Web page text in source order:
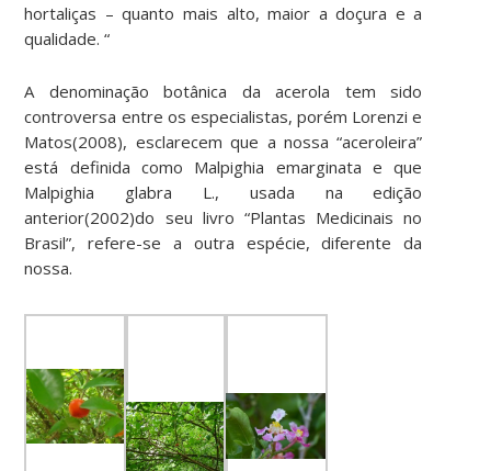
hortaliças – quanto mais alto, maior a doçura e a
qualidade. “
A denominação botânica da acerola tem sido
controversa entre os especialistas, porém Lorenzi e
Matos(2008), esclarecem que a nossa “aceroleira”
está definida como Malpighia emarginata e que
Malpighia glabra L., usada na edição
anterior(2002)do seu livro “Plantas Medicinais no
Brasil”, refere-se a outra espécie, diferente da
nossa.